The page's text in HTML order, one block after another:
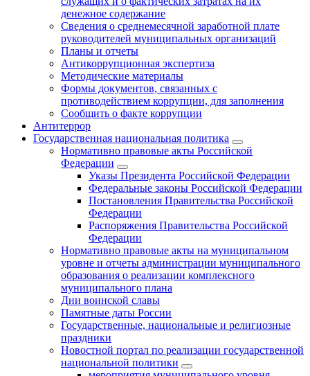
денежное содержание
Сведения о среднемесячной заработной плате
руководителей муниципальных организаций
Планы и отчеты
Антикоррупционная экспертиза
Методические материалы
Формы документов, связанных с
противодействием коррупции, для заполнения
Сообщить о факте коррупции
Антитеррор
Государственная национальная политика
Нормативно правовые акты Российской
Федерации
Указы Президента Российской Федерации
Федеральные законы Российской Федерации
Постановления Правительства Российской
Федерации
Распоряжения Правительства Российской
Федерации
Нормативно правовые акты на муниципальном
уровне и отчеты администрации муниципального
образования о реализации комплексного
муниципального плана
Дни воинской славы
Памятные даты России
Государственные, национальные и религиозные
праздники
Новостной портал по реализации государственной
национальной политики